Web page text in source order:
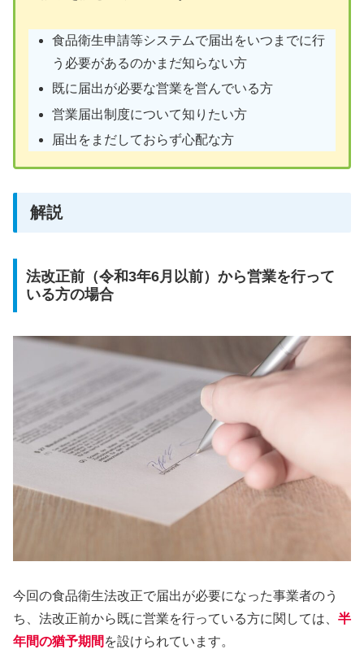
食品衛生申請等システムで届出をいつまでに行
う必要があるのかまだ知らない方
既に届出が必要な営業を営んでいる方
営業届出制度について知りたい方
届出をまだしておらず心配な方
解説
法改正前（令和3年6月以前）から営業を行って
いる方の場合
今回の食品衛生法改正で届出が必要になった事業者のう
ち、法改正前から既に営業を行っている方に関しては、 半
年間の猶予期間 を設けられています。